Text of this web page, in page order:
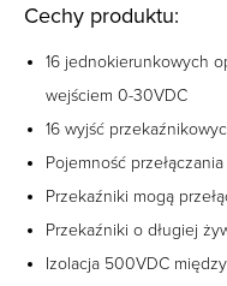
Cechy produktu:
16 jednokierunkowych
wejściem 0-30VDC
16 wyjść
Pojemność
Przekaźniki mogą
Przekaźniki o długiej
Izolacja 500VDC między